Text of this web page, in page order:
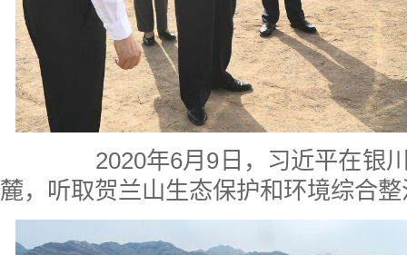
2020年6月9日，习近平在银
麓，听取贺兰山生态保护和环境综合